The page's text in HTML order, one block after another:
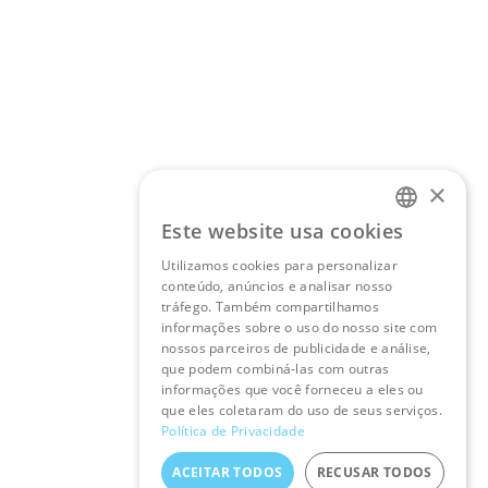
PORTUGUESE
×
Este website usa cookies
Utilizamos cookies para personalizar
conteúdo, anúncios e analisar nosso
tráfego. Também compartilhamos
informações sobre o uso do nosso site com
nossos parceiros de publicidade e análise,
que podem combiná-las com outras
informações que você forneceu a eles ou
que eles coletaram do uso de seus serviços.
Política de Privacidade
ACEITAR TODOS RECUSAR TODOS